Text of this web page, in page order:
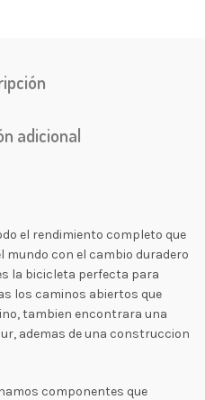
adicional
el rendimiento completo que
mundo con el cambio duradero
la bicicleta perfecta para
los caminos abiertos que
tambien encontrara una
ademas de una construccion
componentes que